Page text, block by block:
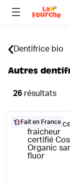
Dentifrice bio
Autres
26 résultats
Fait en France